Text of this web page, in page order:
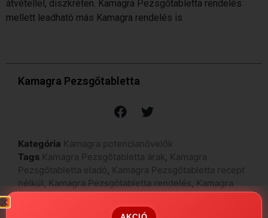
átvétellel, diszkréten. Kamagra Pezsgőtabletta rendelés
mellett leadható más Kamagra rendelés is
Kamagra Pezsgőtabletta
Kategória Kamagra potencianövelők
Tags Kamagra Pezsgőtabletta árak, Kamagra
Pezsgőtabletta eladó, Kamagra Pezsgőtabletta recept
nélkül,Kamagra Pezsgőtabletta rendelés,Kamagra
Pezsgőtabletta tapasztalatok,Kamagra Pezsgőtabletta
Kamagra Pezsgőtabletta vélemények